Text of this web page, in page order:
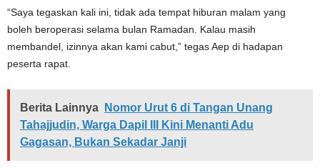
“Saya tegaskan kali ini, tidak ada tempat hiburan malam yang
boleh beroperasi selama bulan Ramadan. Kalau masih
membandel, izinnya akan kami cabut,” tegas Aep di hadapan
peserta rapat.
Berita Lainnya
Nomor Urut 6 di Tangan Unang
Tahajjudin, Warga Dapil III Kini Menanti Adu
Gagasan, Bukan Sekadar Janji